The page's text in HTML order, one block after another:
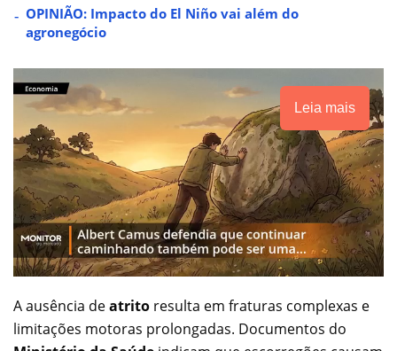
OPINIÃO: Impacto do El Niño vai além do
agronegócio
Leia mais
A ausência deatrito resulta em fraturas complexas e
limitações motoras prolongadas. Documentos do